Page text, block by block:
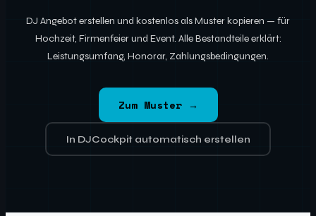
DJ Angebot erstellen und kostenlos als Muster kopieren — für
Hochzeit, Firmenfeier und Event. Alle Bestandteile erklärt:
Leistungsumfang, Honorar, Zahlungsbedingungen.
Zum Muster →
In DJCockpit automatisch erstellen